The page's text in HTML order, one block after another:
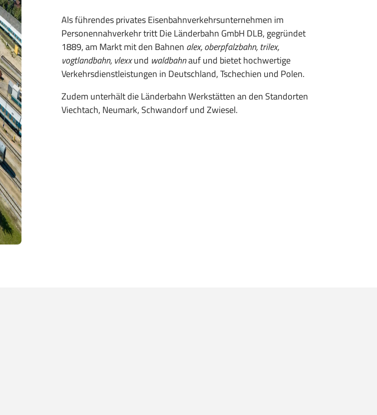
Als führendes privates Eisenbahnverkehrsunternehmen im
Personennahverkehr tritt Die Länderbahn GmbH DLB, gegründet
1889, am Markt mit den Bahnen alex, oberpfalzbahn, trilex,
vogtlandbahn, vlexxund waldbahnauf und bietet hochwertige
Verkehrsdienstleistungen in Deutschland, Tschechien und Polen.
Zudem unterhält die Länderbahn Werkstätten an den Standorten
Viechtach, Neumark, Schwandorf und Zwiesel.